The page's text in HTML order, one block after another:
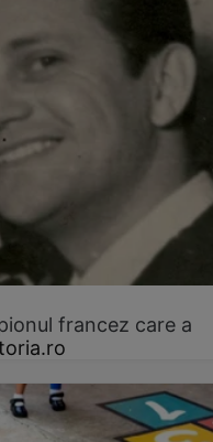
francez care a